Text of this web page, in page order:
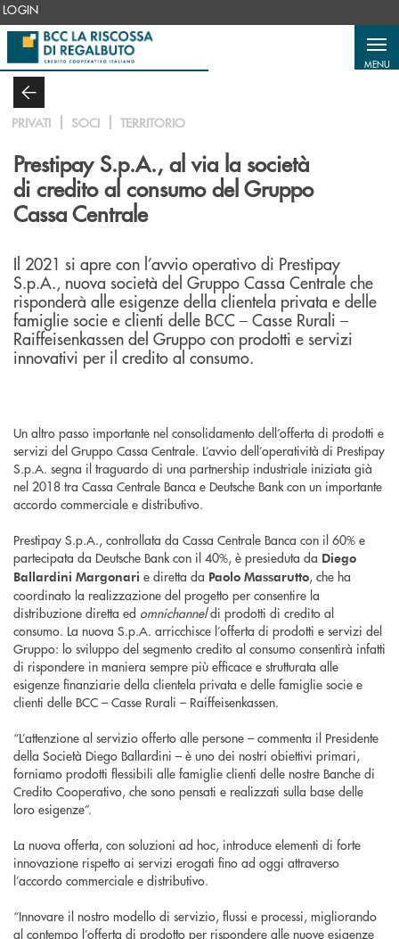
Salta al contenuto principale
LOGIN
MENU
PRIVATI SOCI TERRITORIO
Prestipay S.p.A., al via la società
di credito al consumo del Gruppo
Cassa Centrale
Il 2021 si apre con l’avvio operativo di Prestipay
S.p.A., nuova società del Gruppo Cassa Centrale che
risponderà alle esigenze della clientela privata e delle
famiglie socie e clienti delle BCC – Casse Rurali –
Raiffeisenkassen del Gruppo con prodotti e servizi
innovativi per il credito al consumo.
Un altro passo importante nel consolidamento dell’offerta di prodotti e
servizi del Gruppo Cassa Centrale. L’avvio dell’operatività di Prestipay
S.p.A. segna il traguardo di una partnership industriale iniziata già
nel 2018 tra Cassa Centrale Banca e Deutsche Bank con un importante
accordo commerciale e distributivo.
Prestipay S.p.A., controllata da Cassa Centrale Banca con il 60% e
partecipata da Deutsche Bank con il 40%, è presieduta da Diego
Ballardini Margonari e diretta da Paolo Massarutto, che ha
coordinato la realizzazione del progetto per consentire la
distribuzione diretta ed omnichanneldi prodotti di credito al
consumo. La nuova S.p.A. arricchisce l’offerta di prodotti e servizi del
Gruppo: lo sviluppo del segmento credito al consumo consentirà infatti
di rispondere in maniera sempre più efficace e strutturata alle
esigenze finanziarie della clientela privata e delle famiglie socie e
clienti delle BCC – Casse Rurali – Raiffeisenkassen.
“L’attenzione al servizio offerto alle persone – commenta il Presidente
della Società Diego Ballardini – è uno dei nostri obiettivi primari,
forniamo prodotti flessibili alle famiglie clienti delle nostre Banche di
Credito Cooperativo, che sono pensati e realizzati sulla base delle
loro esigenze”.
La nuova offerta, con soluzioni ad hoc, introduce elementi di forte
innovazione rispetto ai servizi erogati fino ad oggi attraverso
l’accordo commerciale e distributivo.
“Innovare il nostro modello di servizio, flussi e processi, migliorando
al contempo l’offerta di prodotto per rispondere alle nuove esigenze